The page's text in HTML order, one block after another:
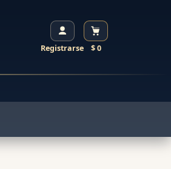
Registrarse $ 0